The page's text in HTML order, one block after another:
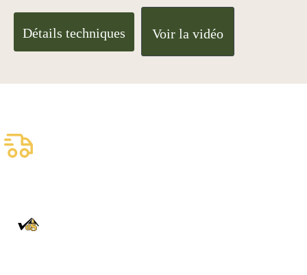
Détails techniques Voir la vidéo